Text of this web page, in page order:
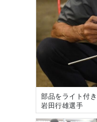
部品をライト付
岩田行雄選手